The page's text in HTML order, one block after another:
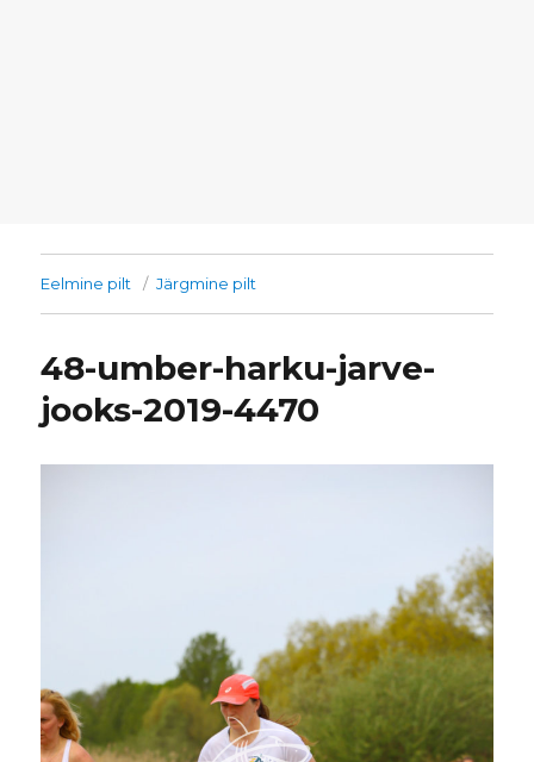
Eelmine pilt Järgmine pilt
48-umber-harku-jarve-
jooks-2019-4470